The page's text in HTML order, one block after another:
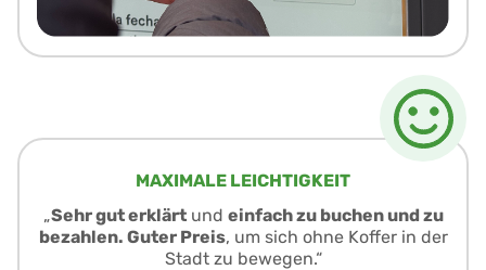
MAXIMALE LEICHTIGKEIT
„Sehr gut erklärtund einfach zu buchen und zu
bezahlen. Guter Preis, um sich ohne Koffer in der
Stadt zu bewegen.“